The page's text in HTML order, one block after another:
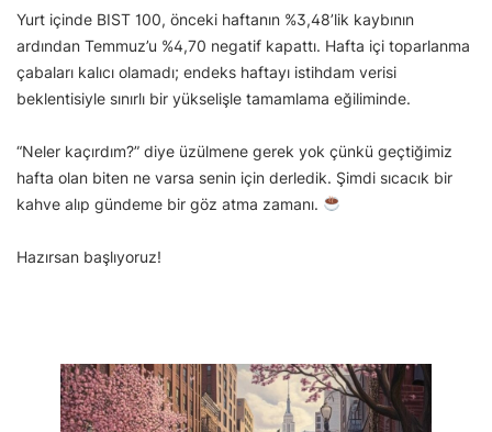
Yurt içinde BIST 100, önceki haftanın %3,48’lik kaybının
ardından Temmuz’u %4,70 negatif kapattı. Hafta içi toparlanma
çabaları kalıcı olamadı; endeks haftayı istihdam verisi
beklentisiyle sınırlı bir yükselişle tamamlama eğiliminde.
“Neler kaçırdım?” diye üzülmene gerek yok çünkü geçtiğimiz
hafta olan biten ne varsa senin için derledik. Şimdi sıcacık bir
kahve alıp gündeme bir göz atma zamanı.
Hazırsan başlıyoruz!